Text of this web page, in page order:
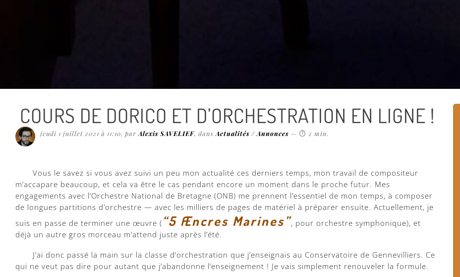
COURS DE DORICO ET D’ORCHESTRATION EN LIGNE !
jeudi 1 juillet 2021 à 11:10, par Alexis SAVELIEF, dans Actualités / Annonces— ⏱ 2 min.
Vous le savez si vous avez suivi un peu mon actualité ces derniers temps, mon travail de compositeur
m’accapare beaucoup, et cela va être le cas pendant encore un moment dans le proche futur. Mes
engagements avec l’Orchestre National de Bretagne (ONB) me prennent l’essentiel de mon temps, à composer
de longues partitions d’orchestre — avec les milliers de pages de matériel à préparer ensuite. Actuellement, je
suis en passe de terminer une œuvre ( “5 Æncres Marines”, pour orchestre symphonique), et
déjà un autre gros morceau m’attend juste après l’été.
J’ai donc passé la main sur la classe d’orchestration que j’enseignais au Conservatoire de Gennevilliers. Ce
qui ne veut pas dire pour autant que j’abandonne l’enseignement ! Je vais simplement renouveler la formule.